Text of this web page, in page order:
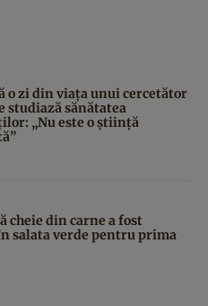
o zi din viața unui cercetător
studiază sănătatea
„Nu este o știință
cheie din carne a fost
salata verde pentru prima